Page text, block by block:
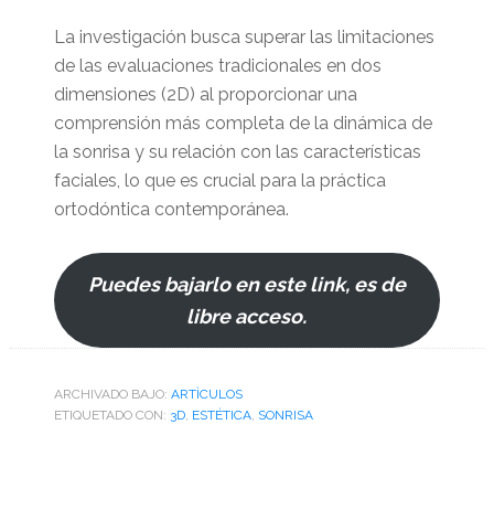
La investigación busca superar las limitaciones
de las evaluaciones tradicionales en dos
dimensiones (2D) al proporcionar una
comprensión más completa de la dinámica de
la sonrisa y su relación con las características
faciales, lo que es crucial para la práctica
ortodóntica contemporánea.
Puedes bajarlo en este link, es de
libre acceso.
ARCHIVADO BAJO: ARTÌCULOS
ETIQUETADO CON: 3D, ESTÉTICA, SONRISA